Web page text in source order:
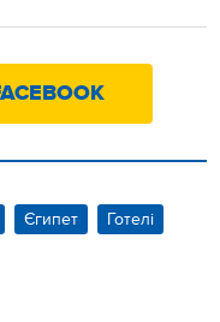
Єгипет
Готелі